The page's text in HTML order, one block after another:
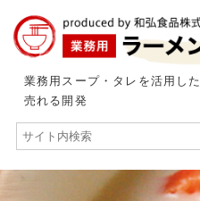
業務用スープ・タレを活用した
売れる開発